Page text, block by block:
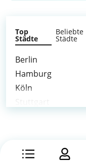
Top
Städte
Beliebte
Städte
Berlin
Hamburg
Köln
Duisburg